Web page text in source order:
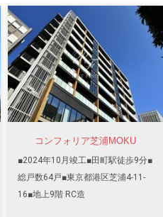
コンフォリア芝浦MOKU
■2024年10月竣工■田町駅徒歩9分■
総戸数64戸■東京都港区芝浦4-11-
16■地上9階 RC造